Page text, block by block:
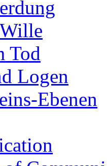
Tod
Logen
Ebenen